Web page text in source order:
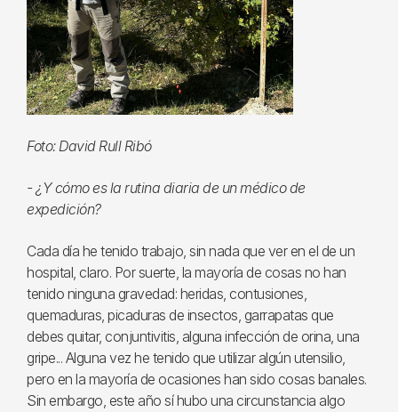
Foto: David Rull Ribó
- ¿Y cómo es la rutina diaria de un médico de
expedición?
Cada día he tenido trabajo, sin nada que ver en el de un
hospital, claro. Por suerte, la mayoría de cosas no han
tenido ninguna gravedad: heridas, contusiones,
quemaduras, picaduras de insectos, garrapatas que
debes quitar, conjuntivitis, alguna infección de orina, una
gripe... Alguna vez he tenido que utilizar algún utensilio,
pero en la mayoría de ocasiones han sido cosas banales.
Sin embargo, este año sí hubo una circunstancia algo